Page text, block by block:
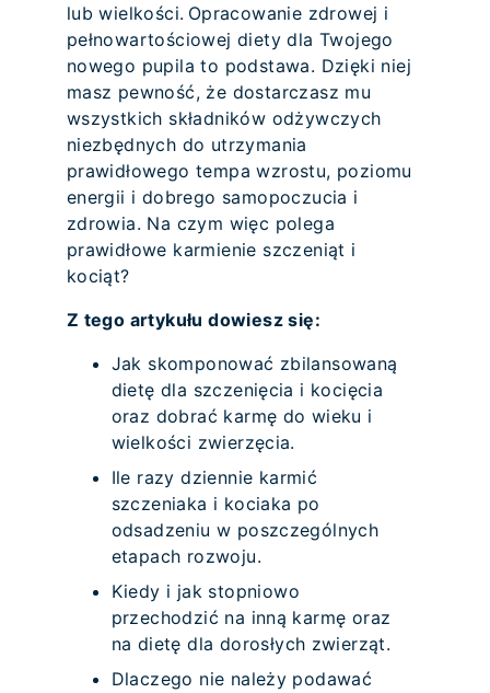
lub wielkości. Opracowanie zdrowej i
pełnowartościowej diety dla Twojego
nowego pupila to podstawa. Dzięki niej
masz pewność, że dostarczasz mu
wszystkich składników odżywczych
niezbędnych do utrzymania
prawidłowego tempa wzrostu, poziomu
energii i dobrego samopoczucia i
zdrowia. Na czym więc polega
prawidłowe karmienie szczeniąt i
kociąt?
Z tego artykułu dowiesz się:
Jak skomponować zbilansowaną
dietę dla szczenięcia i kocięcia
oraz dobrać karmę do wieku i
wielkości zwierzęcia.
Ile razy dziennie karmić
szczeniaka i kociaka po
odsadzeniu w poszczególnych
etapach rozwoju.
Kiedy i jak stopniowo
przechodzić na inną karmę oraz
na dietę dla dorosłych zwierząt.
Dlaczego nie należy podawać